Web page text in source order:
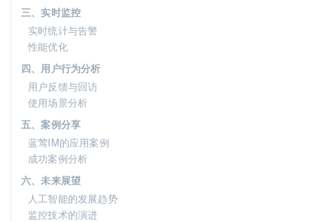
三、实时监控
实时统计与告警
性能优化
四、用户行为分析
用户反馈与回访
使用场景分析
五、案例分享
蓝莺IM的应用案例
成功案例分析
六、未来展望
人工智能的发展趋势
监控技术的演进